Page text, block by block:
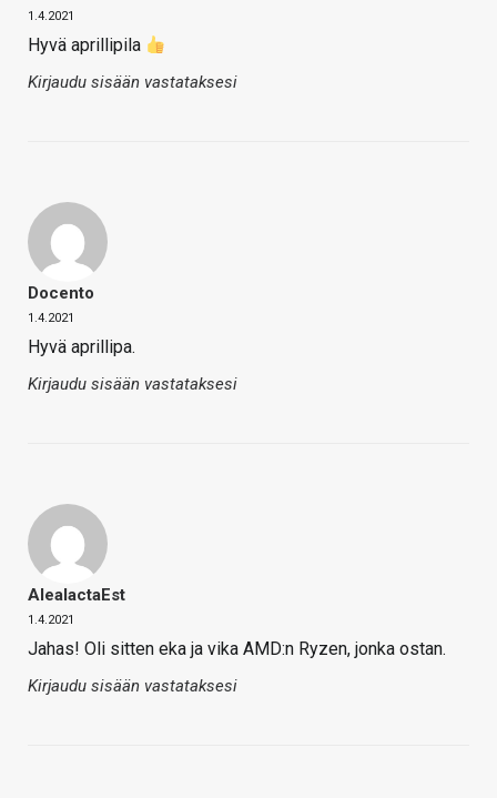
1.4.2021
Hyvä aprillipila
Kirjaudu sisään vastataksesi
Docento
1.4.2021
Hyvä aprillipa.
Kirjaudu sisään vastataksesi
AleaIactaEst
1.4.2021
Jahas! Oli sitten eka ja vika AMD:n Ryzen, jonka ostan.
Kirjaudu sisään vastataksesi